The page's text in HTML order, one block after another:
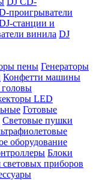
проигрыватели
станции и
винила DJ
пены Генераторы
Конфетти машины
LED
Готовые
Световые пушки
оборудование
Блоки
приборов